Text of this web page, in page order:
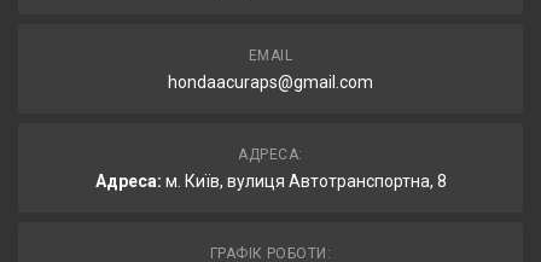
EMAIL
hondaacuraps@gmail.com
АДРЕСА:
Адреса: м. Київ, вулиця Автотранспортна, 8
ГРАФІК РОБОТИ: